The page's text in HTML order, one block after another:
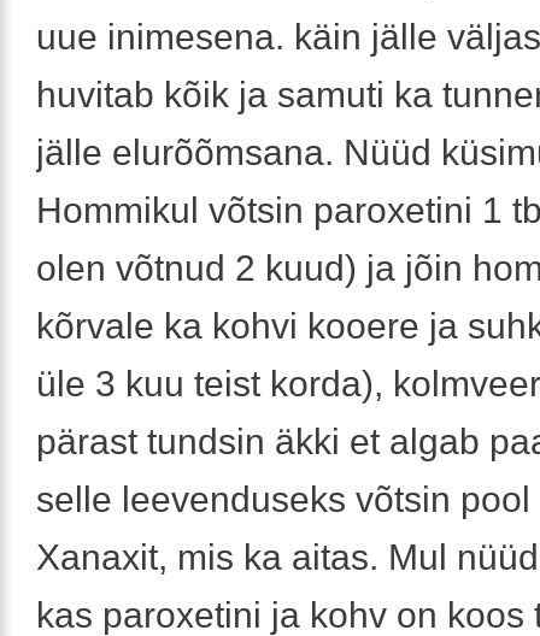
uue inimesena. käin jälle
huvitab kõik ja samuti ka
jälle elurõõmsana. Nüüd
Hommikul võtsin paroxetini 1
olen võtnud 2 kuud) ja jõin
kõrvale ka kohvi kooere ja
üle 3 kuu teist korda),
pärast tundsin äkki et algab
selle leevenduseks võtsin pool
Xanaxit, mis ka aitas. Mul
kas paroxetini ja kohv on koos